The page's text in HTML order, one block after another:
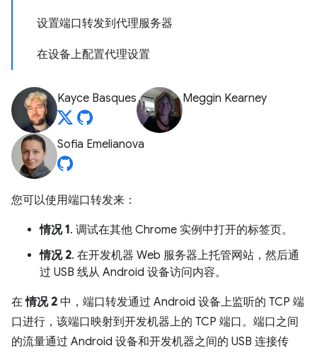
设置端口转发到代理服务器
在设备上配置代理设置
Kayce Basques Meggin Kearney
Sofia Emelianova
您可以使用端口转发来：
情况 1. 调试在其他 Chrome 实例中打开的标签页。
情况 2. 在开发机器 Web 服务器上托管网站，然后通
过 USB 线从 Android 设备访问内容。
在情况 2 中，端口转发通过 Android 设备上监听的 TCP 端
口进行，该端口映射到开发机器上的 TCP 端口。端口之间
的流量通过 Android 设备和开发机器之间的 USB 连接传